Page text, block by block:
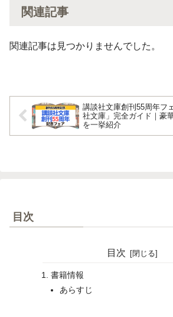
関連記事
関連記事は見つかりませんでした。
講談社文庫創刊55周年フ
社文庫」完全ガイド｜豪
を一挙紹介
目次
目次
書籍情報
あらすじ